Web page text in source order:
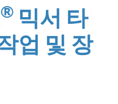
® 믹서 타
업 및 장